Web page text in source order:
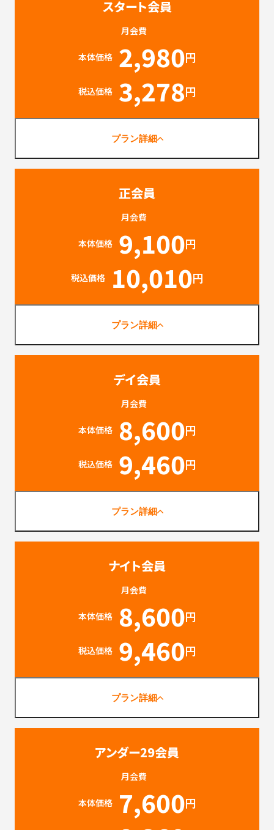
スタート会員
月会費
本体価格 2,980円
税込価格 3,278円
プラン詳細
正会員
月会費
本体価格 9,100円
税込価格 10,010円
プラン詳細
デイ会員
月会費
本体価格 8,600円
税込価格 9,460円
プラン詳細
ナイト会員
月会費
本体価格 8,600円
税込価格 9,460円
プラン詳細
アンダー29会員
月会費
本体価格 7,600円